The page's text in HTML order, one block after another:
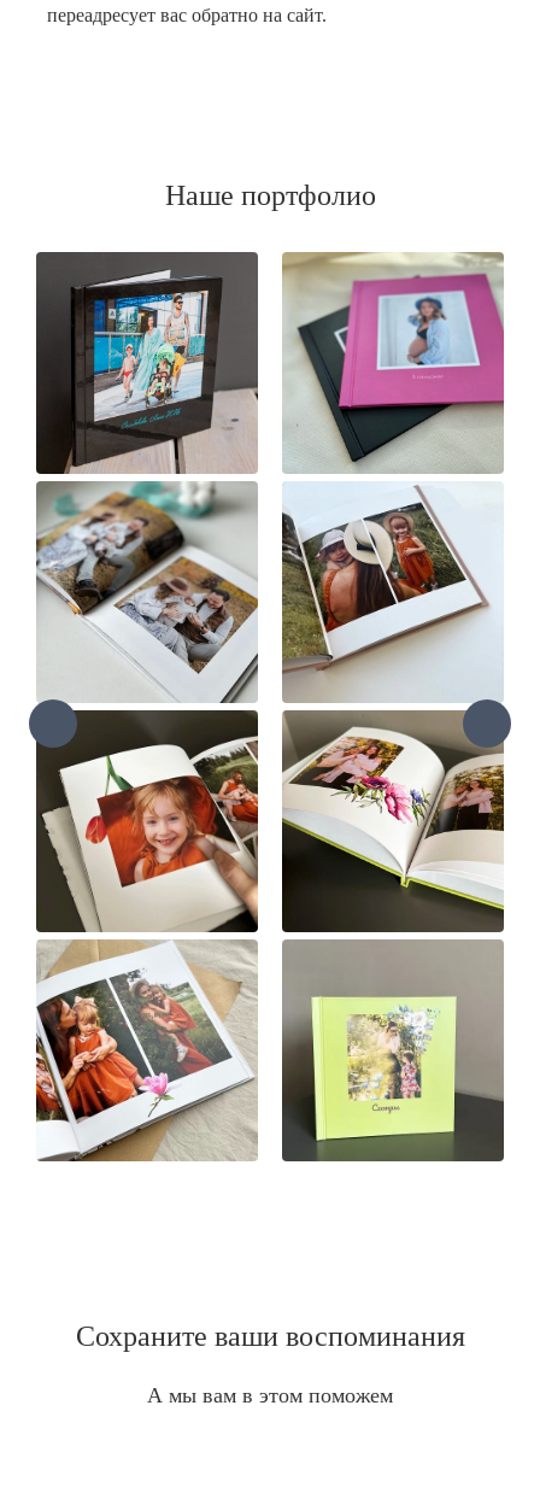
переадресует вас обратно на сайт.
Наше портфолио
Сохраните ваши воспоминания
А мы вам в этом поможем